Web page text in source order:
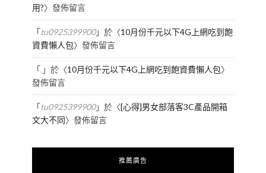
用?〉發佈留言
「tu0925399900」於〈10月份千元以下4G上網吃到飽
資費懶人包〉發佈留言
「.」於〈10月份千元以下4G上網吃到飽資費懶人包〉
發佈留言
「tu0925399900」於〈[心得]男女部落客3C產品開箱
文大不同〉發佈留言
推薦廣告